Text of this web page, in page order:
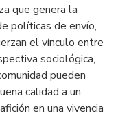
que genera la
políticas de envío,
el vínculo entre
sociológica,
pueden
calidad a un
en una vivencia